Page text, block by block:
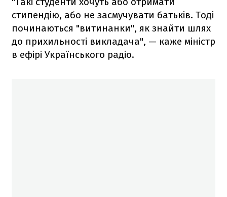
стипендію, або не засмучувати батьків. Тоді
починаються "витинанки", як знайти шлях
до прихильності викладача", — каже міністр
в ефірі Українського радіо.